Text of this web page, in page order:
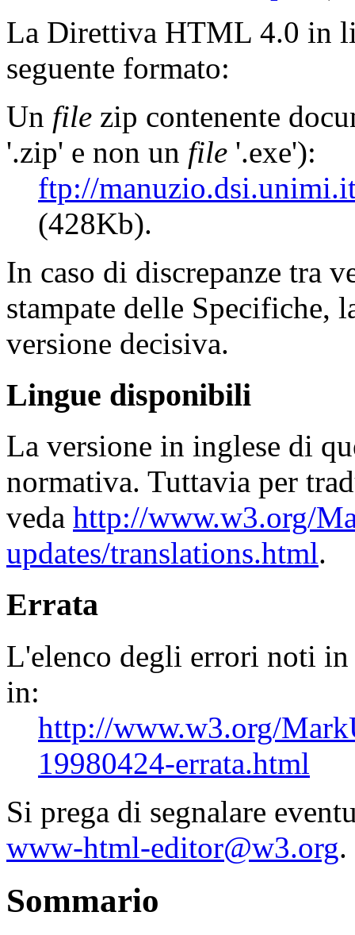
La Direttiva HTML 4.0 in
seguente formato:
Un file zip contenente
'.zip' e non un file '.exe'):
ftp://
(428Kb).
In caso di discrepanze tra
stampate delle Specifiche,
versione decisiva.
Lingue disponibili
La versione in inglese di
normativa. Tuttavia per
veda http://www.w3.org/
updates/translations.html.
Errata
L'elenco degli errori noti
in:
http://www.w3.org/
19980424-errata.html
Si prega di segnalare
www-html-editor@w3.org.
Sommario